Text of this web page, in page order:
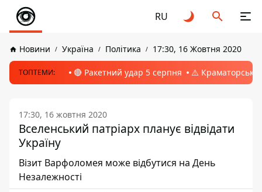
RU
Новини Україна Політика 17:30, 16 Жовтня 2020
ТОПТЕМИ: 🔴 Ракетний удар 5 серпня ⚠️ Краматорськ,
17:30, 16 жовтня 2020
Вселенський патріарх планує відвідати
Україну
Візит Варфоломея може відбутися на День
Незалежності